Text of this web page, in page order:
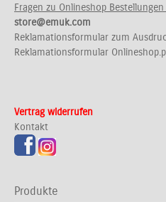
Fragen zu Onlineshop
store@emuk.com
Reklamationsformular zum
Reklamationsformular
Vertrag widerrufen
Kontakt
Produkte